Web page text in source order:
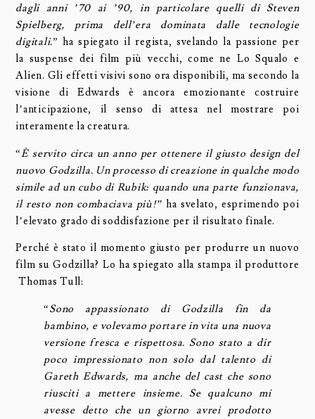
dagli anni ’70 ai ’90, in particolare quelli di Steven
Spielberg, prima dell’era dominata dalle tecnologie
digitali.” ha spiegato il regista, svelando la passione per
la suspense dei film più vecchi, come ne Lo Squalo e
Alien. Gli effetti visivi sono ora disponibili, ma secondo la
visione di Edwards è ancora emozionante costruire
l’anticipazione, il senso di attesa nel mostrare poi
interamente la creatura.
“È servito circa un anno per ottenere il giusto design del
nuovo Godzilla. Un processo di creazione in qualche modo
simile ad un cubo di Rubik: quando una parte funzionava,
il resto non combaciava più!” ha svelato, esprimendo poi
l’elevato grado di soddisfazione per il risultato finale.
Perché è stato il momento giusto per produrre un nuovo
film su Godzilla? Lo ha spiegato alla stampa il produttore
Thomas Tull:
“Sono appassionato di Godzilla fin da
bambino, e volevamo portare in vita una nuova
versione fresca e rispettosa. Sono stato a dir
poco impressionato non solo dal talento di
Gareth Edwards, ma anche del cast che sono
riusciti a mettere insieme. Se qualcuno mi
avesse detto che un giorno avrei prodotto